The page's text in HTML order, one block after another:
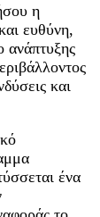
η
ευθύνη,
ανάπτυξης
και
ένα